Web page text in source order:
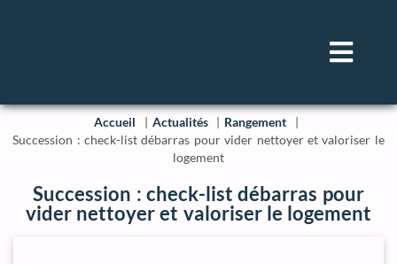
Accueil Actualités
Rangement
Succession : check-list débarras pour vider nettoyer et valoriser le
logement
Succession : check-list débarras pour
vider nettoyer et valoriser le logement